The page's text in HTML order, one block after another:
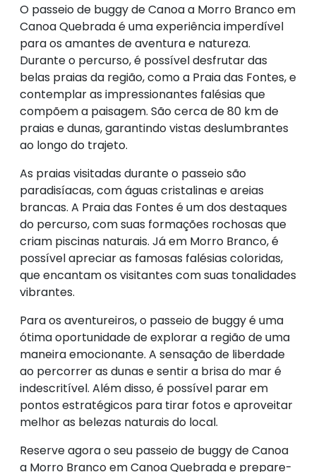
O passeio de buggy de Canoa a Morro Branco em
Canoa Quebrada é uma experiência imperdível
para os amantes de aventura e natureza.
Durante o percurso, é possível desfrutar das
belas praias da região, como a Praia das Fontes, e
contemplar as impressionantes falésias que
compõem a paisagem. São cerca de 80 km de
praias e dunas, garantindo vistas deslumbrantes
ao longo do trajeto.
As praias visitadas durante o passeio são
paradisíacas, com águas cristalinas e areias
brancas. A Praia das Fontes é um dos destaques
do percurso, com suas formações rochosas que
criam piscinas naturais. Já em Morro Branco, é
possível apreciar as famosas falésias coloridas,
que encantam os visitantes com suas tonalidades
vibrantes.
Para os aventureiros, o passeio de buggy é uma
ótima oportunidade de explorar a região de uma
maneira emocionante. A sensação de liberdade
ao percorrer as dunas e sentir a brisa do mar é
indescritível. Além disso, é possível parar em
pontos estratégicos para tirar fotos e aproveitar
melhor as belezas naturais do local.
Reserve agora o seu passeio de buggy de Canoa
a Morro Branco em Canoa Quebrada e prepare-